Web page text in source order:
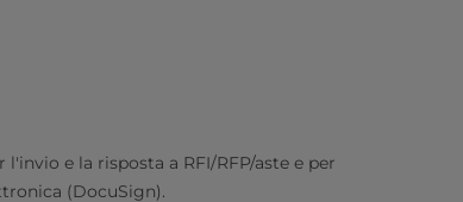
e la risposta a RFI/RFP/aste e per
(DocuSign).